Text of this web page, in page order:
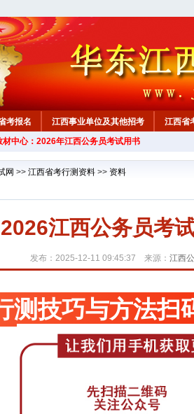
考报名 江西事业单位及其他招考 江西省
材中心：2026年江西公务员考试用书
网 >> 江西省考行测资料 >> 资料
2026江西公务员考
发布：2025-12-11 09:45:37 来源： 江西
测技巧与方法扫